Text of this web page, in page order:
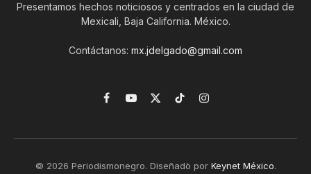
Presentamos hechos noticiosos y centrados en la ciudad de
Mexicali, Baja California. México.
Contáctanos: mx.jdelgado@gmail.com
Facebook
YouTube
X
TikTokInstagram
© 2026 Periodismonegro. Diseñado por Keynet México.